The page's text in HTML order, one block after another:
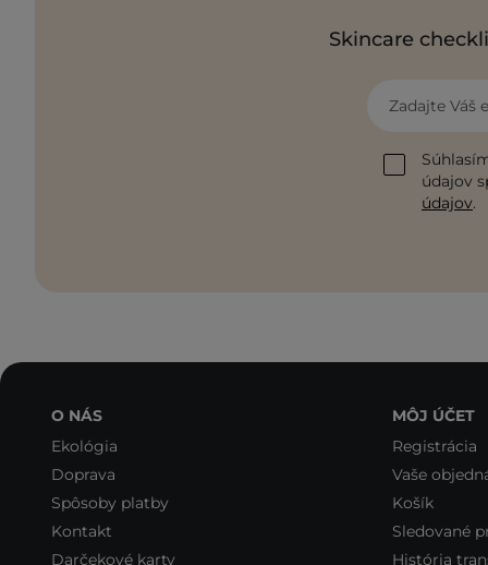
Skincare
Zadajte Váš
údajov
údajov.
O NÁS
Ekológia
Doprava
Spôsoby platby
Kontakt
Darčekové karty
MÔJ ÚČET
Registrácia
Vaše
Košík
Sledované
História